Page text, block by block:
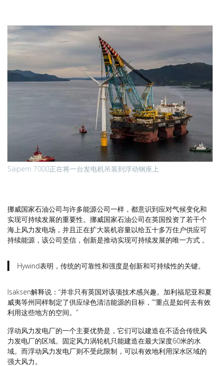
Saipem 7000正在将一台发电机吊装到浮动钢座上
挪威国家石油公司与许多能源公司一样，都意识到应对气候变化和
实现可持续发展的重要性。挪威国家石油公司在英国投资了若干个
海上风力发电场，并且正在扩大装机容量以给五十多万住户供应可
持续能源，该公司坚信，创新是推动实现可持续发展的唯一方式 。
Hywind表明，传统的可靠性和强度是创新和可持续性的关键。
Isaksen解释说：“并非只有英国对该项技术感兴趣。加利福尼亚和夏
威夷等州同样制定了供应绿色清洁能源的目标，”“重点是如何去有效
利用这些地方的空间。”
浮动风力发电厂的一个主要优势是，它们可以建造在不适合传统风
力发电厂的区域。固定风力涡轮机只能建造在最大深度60米的水
域。而浮动风力发电厂则不受此限制，可以有效地利用深水区域的
强大风力。